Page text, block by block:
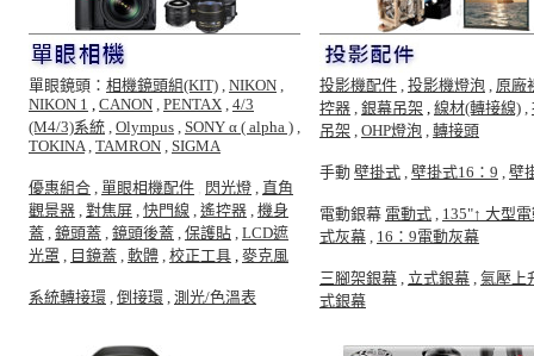
單眼鏡頭： 相機鏡頭組(KIT) , NIKON ,
NIKON 1 , CANON , PENTAX , 4/3
(M4/3)系統 , Olympus , SONY α ( alpha ) ,
TOKINA, TAMRON , SIGMA
優惠組合 , 單眼相機配件 , 閃光燈 , 直角
觀景器 , 對焦屏 , 快門線 , 遙控器 , 機身
蓋 , 鏡頭蓋 , 鏡頭後蓋 , 保護貼 , LCD遮
光罩 , 目鏡蓋 , 軟體 , 校正工具 , 麥克風
系統轉接環 , 倒接環 , 測光/色溫表
投影機配件 , 投影機燈泡 , 原廠
控器 , 銀幕吊架 , 線材(轉接線) ,
吊架 , OHP燈泡 , 轉接頭
手動 壁掛式 , 壁掛式16：9 , 壁
電動銀幕 電動式 , 135"↑ 大型
式灰幕 , 16：9電動灰幕
三腳架銀幕 , 立式銀幕 , 氣壓上
式銀幕